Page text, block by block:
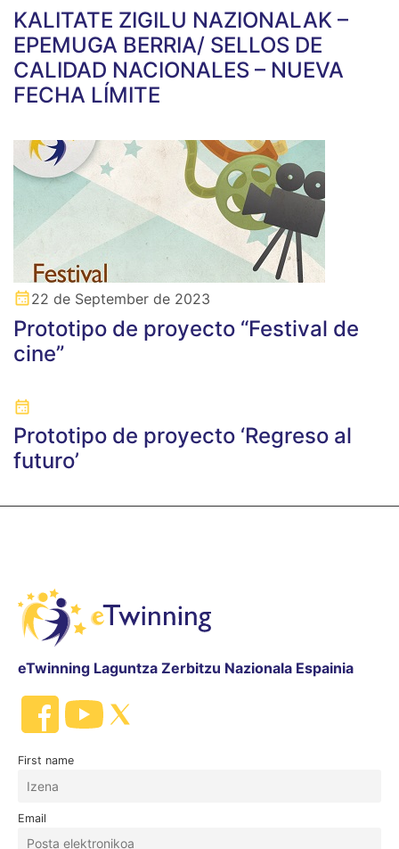
KALITATE ZIGILU NAZIONALAK –
EPEMUGA BERRIA/ SELLOS DE
CALIDAD NACIONALES – NUEVA
FECHA LÍMITE
22 de September de 2023
Prototipo de proyecto “Festival de
cine”
Prototipo de proyecto ‘Regreso al
futuro’
eTwinning Laguntza Zerbitzu Nazionala Espainia
First name
Email